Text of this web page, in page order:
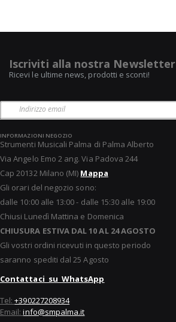
Iscriviti alla nostra Newsletter
Ricevi le ultime news, prodotti e sconti!
INFORMAZIONI NEGOZIO
Strumenti Musicali Palma di Palma Alberto
Via Angelo Emo 2 ang. Via Padova 244
Cap 20132 Milano (MI) Mappa
Gli orari del negozio sono:
dalle 10:00 alle 13:00 - dalle 15:30 alle 19:00
Chiusi Lunedì Mattina e Domenica
CHIUSURA ESTIVA DAL 10 AL 24 AGOSTO
Gli vostri ordini ricevuti in questo periodo
saranno spediti dal 25 Agosto
Contattaci su WhatsApp
Tel:+390227208934
Email:info@smpalma.it